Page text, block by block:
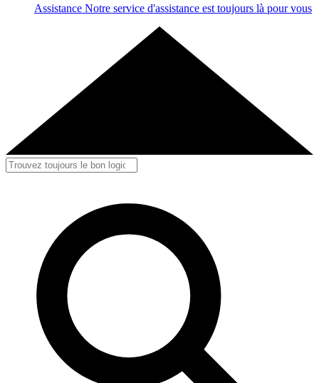
Assistance Notre service d'assistance est toujours là pour vous